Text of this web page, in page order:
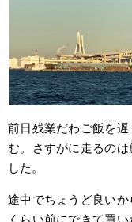
前日残業だわご飯を
む。さすがに走るの
した。
途中でちょうど良い
くらい前にできて買